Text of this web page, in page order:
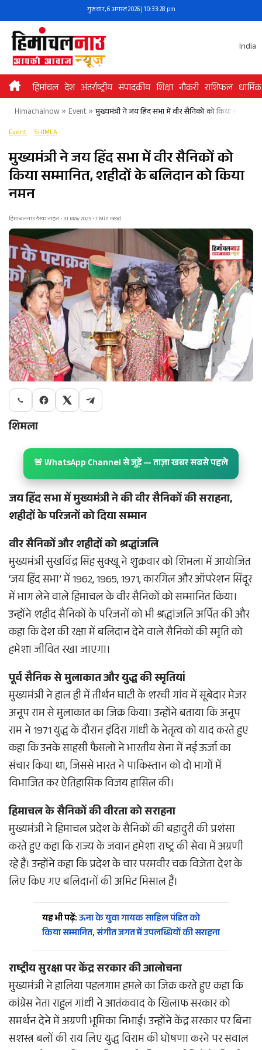
to
content
गुरुवार, 6 अगस्त 2026 | 10:33:28 pm
India
हिमांचल देश अंतर्राष्ट्रीय संपादकीय शिक्षा नौकरी राशिफल धार्मिक
Himachalnow» Event» मुख्यमंत्री ने जय हिंद सभा में वीर सैनिकों को किया
Event SHIMLA
मुख्यमंत्री ने जय हिंद सभा में वीर सैनिकों को
किया सम्मानित, शहीदों के बलिदान को किया
नमन
हिमांचलनाउ डेस्क नाहन • 31 May 2025 • 1 Min Read
शिमला
🚨 WhatsApp Channel से जुड़ें — ताज़ा खबर सबसे पहले
जय हिंद सभा में मुख्यमंत्री ने की वीर सैनिकों की सराहना,
शहीदों के परिजनों को दिया सम्मान
वीर सैनिकों और शहीदों को श्रद्धांजलि
मुख्यमंत्री सुखविंद्र सिंह सुक्खू ने शुक्रवार को शिमला में आयोजित
‘जय हिंद सभा’ में 1962, 1965, 1971, कारगिल और ऑपरेशन सिंदूर
में भाग लेने वाले हिमाचल के वीर सैनिकों को सम्मानित किया।
उन्होंने शहीद सैनिकों के परिजनों को भी श्रद्धांजलि अर्पित की और
कहा कि देश की रक्षा में बलिदान देने वाले सैनिकों की स्मृति को
हमेशा जीवित रखा जाएगा।
पूर्व सैनिक से मुलाकात और युद्ध की स्मृतियां
मुख्यमंत्री ने हाल ही में तीर्थन घाटी के शरची गांव में सूबेदार मेजर
अनूप राम से मुलाकात का जिक्र किया। उन्होंने बताया कि अनूप
राम ने 1971 युद्ध के दौरान इंदिरा गांधी के नेतृत्व को याद करते हुए
कहा कि उनके साहसी फैसलों ने भारतीय सेना में नई ऊर्जा का
संचार किया था, जिससे भारत ने पाकिस्तान को दो भागों में
विभाजित कर ऐतिहासिक विजय हासिल की।
हिमाचल के सैनिकों की वीरता को सराहना
मुख्यमंत्री ने हिमाचल प्रदेश के सैनिकों की बहादुरी की प्रशंसा
करते हुए कहा कि राज्य के जवान हमेशा राष्ट्र की सेवा में अग्रणी
रहे हैं। उन्होंने कहा कि प्रदेश के चार परमवीर चक्र विजेता देश के
लिए किए गए बलिदानों की अमिट मिसाल हैं।
यह भी पढ़ें:ऊना के युवा गायक साहिल पंडित को
किया सम्मानित, संगीत जगत में उपलब्धियों की सराहना
राष्ट्रीय सुरक्षा पर केंद्र सरकार की आलोचना
मुख्यमंत्री ने हालिया पहलगाम हमले का जिक्र करते हुए कहा कि
कांग्रेस नेता राहुल गांधी ने आतंकवाद के खिलाफ सरकार को
समर्थन देने में अग्रणी भूमिका निभाई। उन्होंने केंद्र सरकार पर बिना
सशस्त्र बलों की राय लिए युद्ध विराम की घोषणा करने पर सवाल